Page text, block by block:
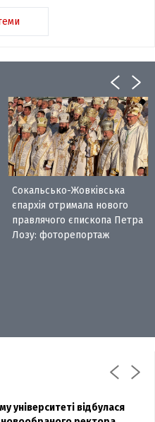
Сокальсько-Жовківська
єпархія отримала нового
правлячого єпископа Петра
Лозу: фоторепортаж
Діанов вдруге
університеті відбулася